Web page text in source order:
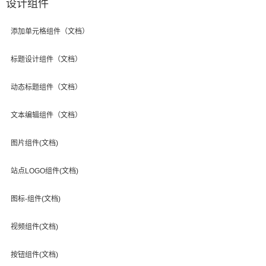
设计组件
添加单元格组件（文档）
标题设计组件（文档）
动态标题组件（文档）
文本编辑组件（文档）
图片组件(文档)
站点LOGO组件(文档)
图标-组件(文档)
视频组件(文档)
按钮组件(文档)